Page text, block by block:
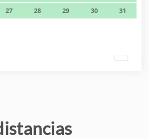
27 28 29 30 31